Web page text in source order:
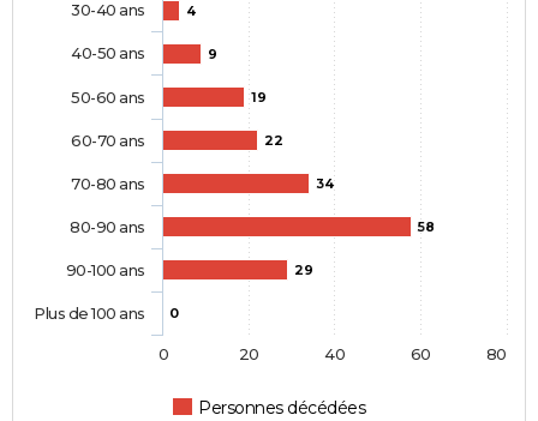
4
9
19
22
34
58
29
0
Personnes décédées
30-40 ans
40-50 ans
50-60 ans
60-70 ans
70-80 ans
80-90 ans
90-100 ans
Plus de 100 ans
0 20 40 60 80